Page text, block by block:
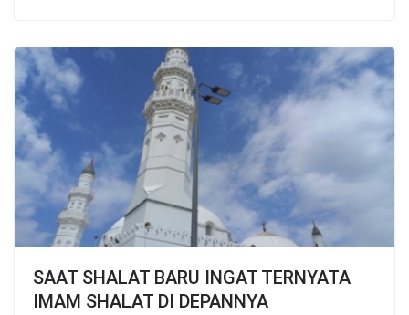
SAAT SHALAT BARU INGAT TERNYATA
IMAM SHALAT DI DEPANNYA